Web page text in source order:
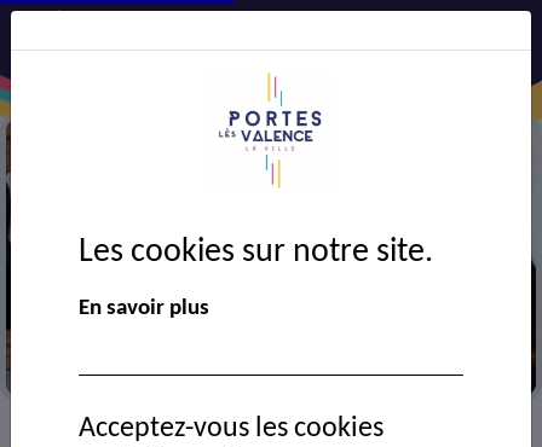
> VIE MUNICIPALE > Ressources documentaires
Les cookies sur notre site.
En savoir plus
Acceptez-vous les cookies